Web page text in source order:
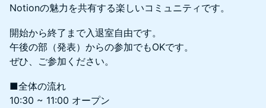
Notionの魅力を共有する楽しいコミュニティです。
開始から終了まで入退室自由です。
午後の部（発表）からの参加でもOKです。
ぜひ、ご参加ください。
■全体の流れ
10:30 ~ 11:00 オープン